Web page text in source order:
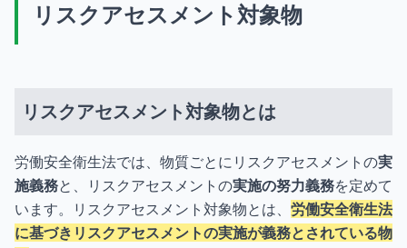
リスクアセスメント対象物
リスクアセスメント対象物とは
労働安全衛生法では、物質ごとにリスクアセスメントの実
施義務と、リスクアセスメントの実施の努力義務を定めて
います。リスクアセスメント対象物とは、 労働安全衛生法
に基づきリスクアセスメントの実施が義務とされている物